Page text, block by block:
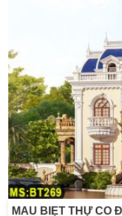
MẪU BIỆT THỰ CỔ